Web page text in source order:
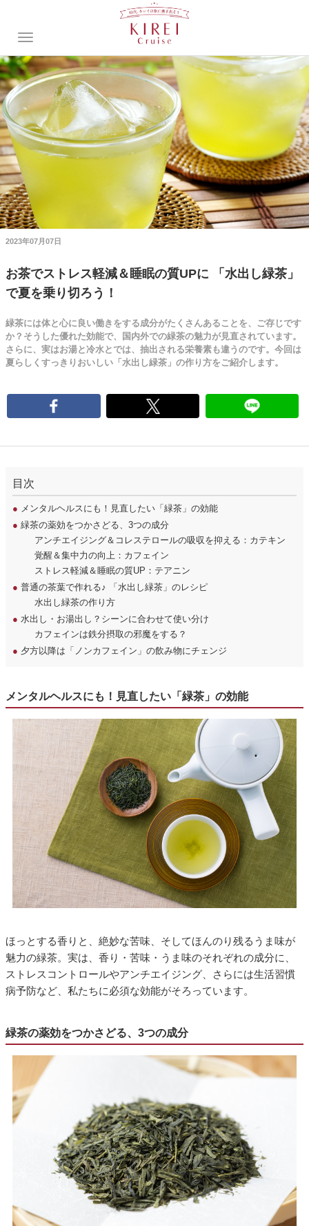
2023年07月07日
お茶でストレス軽減＆睡眠の質UPに 「水出し緑茶」
で夏を乗り切ろう！
緑茶には体と心に良い働きをする成分がたくさんあることを、ご存じです
か？そうした優れた効能で、国内外での緑茶の魅力が見直されています。
さらに、実はお湯と冷水とでは、抽出される栄養素も違うのです。今回は
夏らしくすっきりおいしい「水出し緑茶」の作り方をご紹介します。
目次
● メンタルヘルスにも！見直したい「緑茶」の効能
● 緑茶の薬効をつかさどる、3つの成分
アンチエイジング＆コレステロールの吸収を抑える：カテキン
覚醒＆集中力の向上：カフェイン
ストレス軽減＆睡眠の質UP：テアニン
● 普通の茶葉で作れる♪ 「水出し緑茶」のレシピ
水出し緑茶の作り方
● 水出し・お湯出し？シーンに合わせて使い分け
カフェインは鉄分摂取の邪魔をする？
● 夕方以降は「ノンカフェイン」の飲み物にチェンジ
メンタルヘルスにも！見直したい「緑茶」の効能
ほっとする香りと、絶妙な苦味、そしてほんのり残るうま味が
魅力の緑茶。実は、香り・苦味・うま味のそれぞれの成分に、
ストレスコントロールやアンチエイジング、さらには生活習慣
病予防など、私たちに必須な効能がそろっています。
緑茶の薬効をつかさどる、3つの成分